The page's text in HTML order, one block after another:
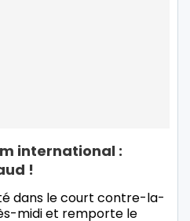
international :
!
dans le court contre-la-
midi et remporte le